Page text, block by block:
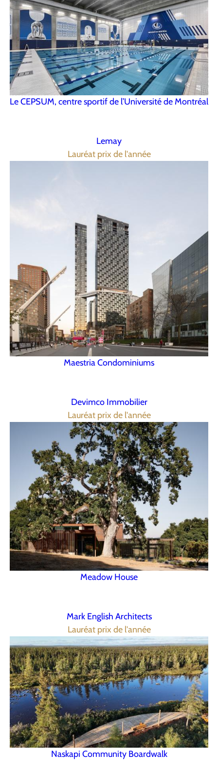
Le CEPSUM, centre sportif de l’Université de Montréal
Lemay
Lauréat prix de l'année
Maestria Condominiums
Devimco Immobilier
Lauréat prix de l'année
Meadow House
Mark English Architects
Lauréat prix de l'année
Naskapi Community Boardwalk